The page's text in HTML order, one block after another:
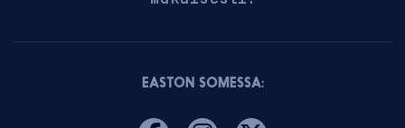
EASTON SOMESSA: